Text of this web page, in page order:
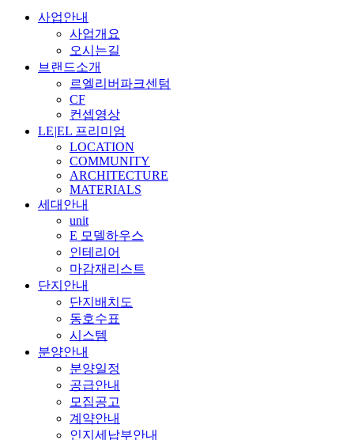
사업안내
사업개요
오시는길
브랜드소개
르엘리버파크센텀
CF
컨셉영상
LE|EL 프리미엄
LOCATION
COMMUNITY
ARCHITECTURE
MATERIALS
세대안내
unit
E 모델하우스
인테리어
마감재리스트
단지안내
단지배치도
동호수표
시스템
분양안내
분양일정
공급안내
모집공고
계약안내
인지세납부안내